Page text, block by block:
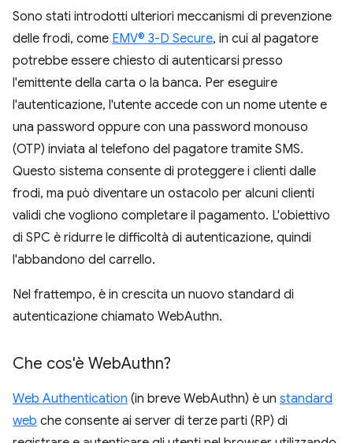
Sono stati introdotti ulteriori meccanismi di prevenzione
delle frodi, come EMV® 3-D Secure, in cui al pagatore
potrebbe essere chiesto di autenticarsi presso
l'emittente della carta o la banca. Per eseguire
l'autenticazione, l'utente accede con un nome utente e
una password oppure con una password monouso
(OTP) inviata al telefono del pagatore tramite SMS.
Questo sistema consente di proteggere i clienti dalle
frodi, ma può diventare un ostacolo per alcuni clienti
validi che vogliono completare il pagamento. L'obiettivo
di SPC è ridurre le difficoltà di autenticazione, quindi
l'abbandono del carrello.
Nel frattempo, è in crescita un nuovo standard di
autenticazione chiamato WebAuthn.
Che cos'è WebAuthn?
Web Authentication (in breve WebAuthn) è un standard
web che consente ai server di terze parti (RP) di